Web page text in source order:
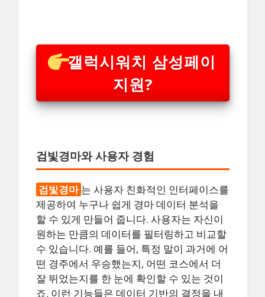
갤럭시워치 삼성페이
지원?
검빛경마와 사용자 경험
검빛경마 는 사용자 친화적인 인터페이스를
제공하여 누구나 쉽게 경마 데이터 분석을
할 수 있게 만들어 줍니다. 사용자는 자신이
원하는 만큼의 데이터를 필터링하고 비교할
수 있습니다. 예를 들어, 특정 말이 과거에 어
떤 경주에서 우승했는지, 어떤 코스에서 더
잘 뛰었는지를 한 눈에 확인할 수 있는 것이
죠. 이런 기능들은 데이터 기반의 결정을 내